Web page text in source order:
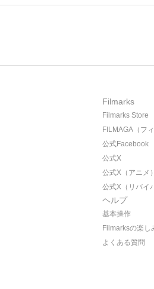
Filmarks
Filmarks Store
FILMAGA（フ
公式Facebook
公式X
公式X（アニメ）
公式X（リバイ
ヘルプ
基本操作
Filmarksの楽し
よくある質問